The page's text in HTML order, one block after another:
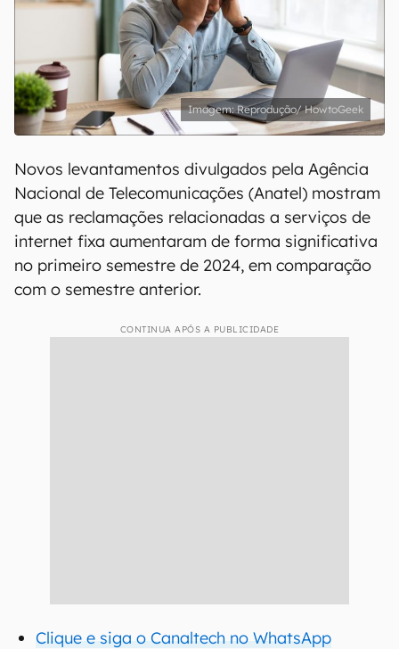
Reprodução/ HowtoGeek
Novos levantamentos divulgados pela Agência
Nacional de Telecomunicações (Anatel) mostram
que as reclamações relacionadas a serviços de
internet fixa aumentaram de forma significativa
no primeiro semestre de 2024, em comparação
com o semestre anterior.
CONTINUA APÓS A PUBLICIDADE
Clique e siga o Canaltech no WhatsApp